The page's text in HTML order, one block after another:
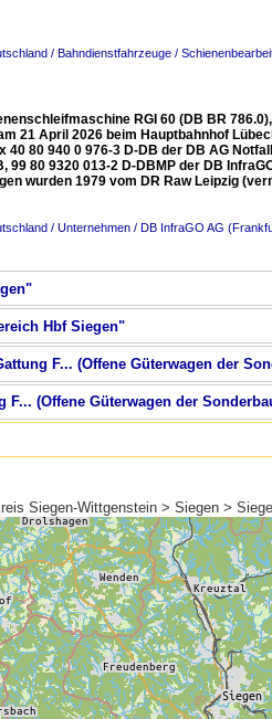
/ Bahndienstfahrzeuge /
RGI 60 (DB BR
21 April 2026 beim Hauptbahnhof
40 80 940 0 976-3 D-DB der DB AG
99 80 9320 013-2 D-DBMP der DB
wurden 1979 vom DR Raw Leipzig
/ Unternehmen / DB InfraGO AG
Hbf Siegen"
F... (Offene Güterwagen der
(Offene Güterwagen der
Siegen-Wittgenstein > Siegen >